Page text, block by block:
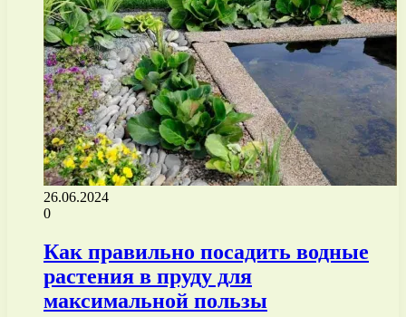
26.06.2024
0
Как правильно посадить водные
растения в пруду для
максимальной пользы